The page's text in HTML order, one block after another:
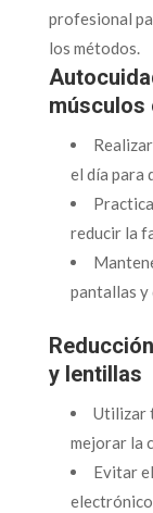
profesional
los métodos.
músculos
el día para
reducir la
pantallas
y lentillas
Utilizar
mejorar la
Evitar